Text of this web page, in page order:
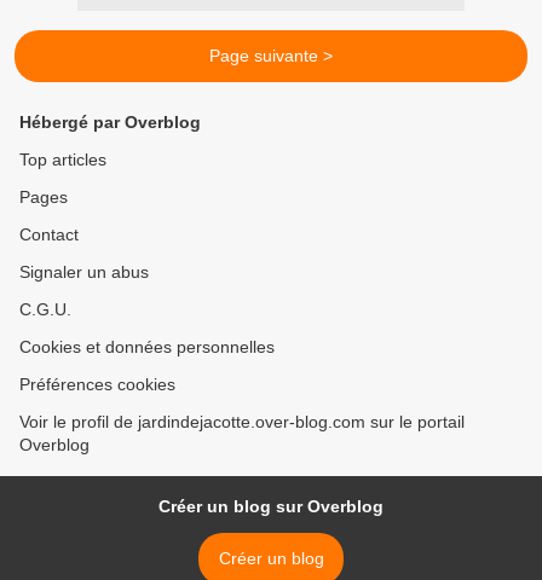
Page suivante >
Hébergé par Overblog
Top articles
Pages
Contact
Signaler un abus
C.G.U.
Cookies et données personnelles
Préférences cookies
Voir le profil de jardindejacotte.over-blog.com sur le portail
Overblog
Créer un blog sur Overblog
Créer un blog